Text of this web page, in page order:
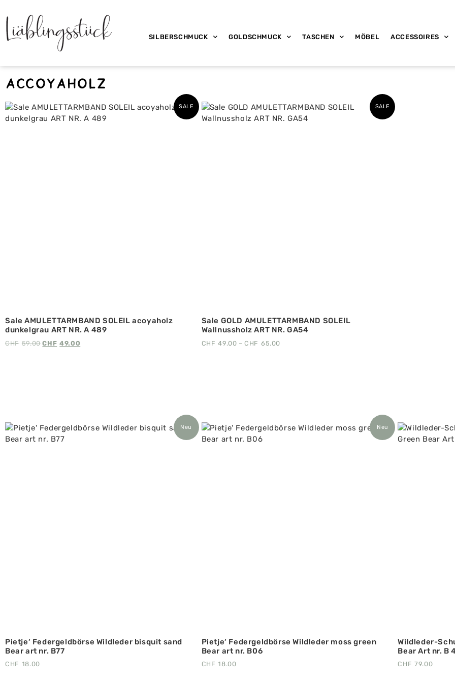
SILBERSCHMUCK GOLDSCHMUCK TASCHEN MÖBEL ACCESSOIRES
accoyaholz
SALE
Sale AMULETTARMBAND SOLEIL acoyaholz
dunkelgrau ART NR. A 489
CHF 59.00 CHF 49.00
SALE
Sale GOLD AMULETTARMBAND SOLEIL
Wallnussholz ART NR. GA54
CHF 49.00 –CHF 65.00
Neu
Pietje‘ Federgeldbörse Wildleder bisquit sand
Bear art nr. B77
CHF 18.00
Neu
Pietje‘ Federgeldbörse Wildleder moss green
Bear art nr. B06
CHF 18.00
Wildleder-
Bear Art nr. B
CHF 79.00